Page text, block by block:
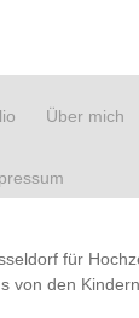
Über mich
für
von den